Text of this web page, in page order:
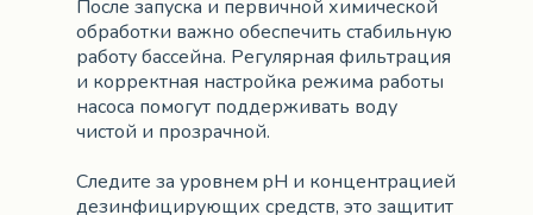
После запуска и первичной химической
обработки важно обеспечить стабильную
работу бассейна. Регулярная фильтрация
и корректная настройка режима работы
насоса помогут поддерживать воду
чистой и прозрачной.
Следите за уровнем pH и концентрацией
дезинфицирующих средств, это защитит